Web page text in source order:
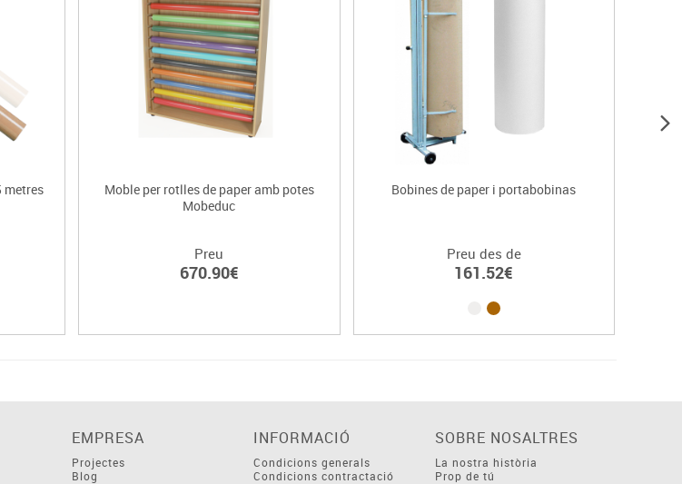
metres
Moble per rotlles de paper amb potes
Mobeduc
Preu
670.90€
Bobines de paper i portabobinas
Preu des de
161.52€
EMPRESA
Projectes
Blog
INFORMACIÓ
Condicions generals
Condicions contractació
SOBRE NOSALTRES
La nostra història
Prop de tú